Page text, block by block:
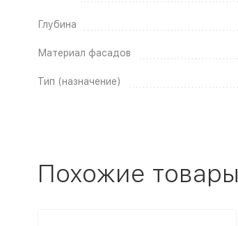
Глубина
Материал фасадов
Тип (назначение)
Похожие товары